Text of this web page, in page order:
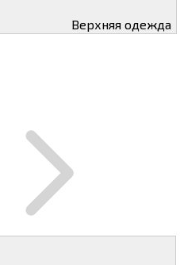
Верхняя одежда